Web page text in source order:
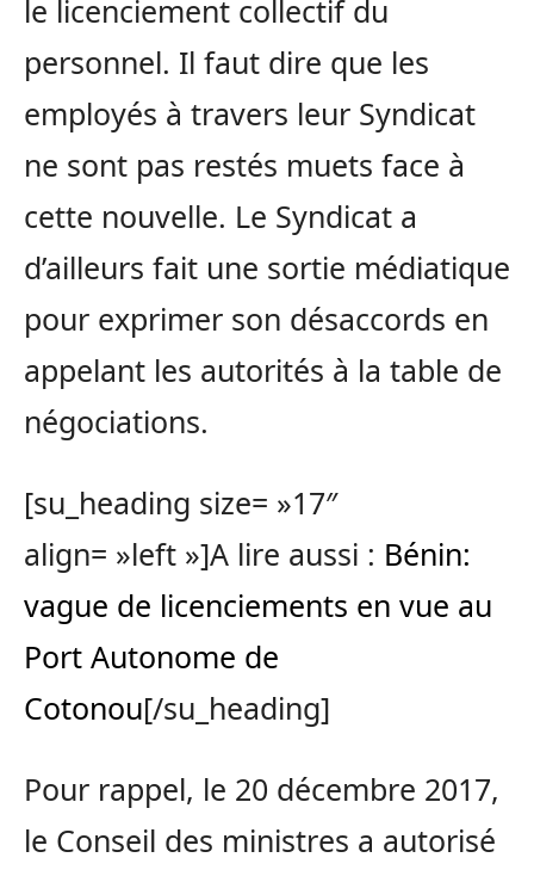
le licenciement collectif du
personnel. Il faut dire que les
employés à travers leur Syndicat
ne sont pas restés muets face à
cette nouvelle. Le Syndicat a
d’ailleurs fait une sortie médiatique
pour exprimer son désaccords en
appelant les autorités à la table de
négociations.
[su_heading size= »17″
align= »left »]A lire aussi : Bénin:
vague de licenciements en vue au
Port Autonome de
Cotonou[/su_heading]
Pour rappel, le 20 décembre 2017,
le Conseil des ministres a autorisé